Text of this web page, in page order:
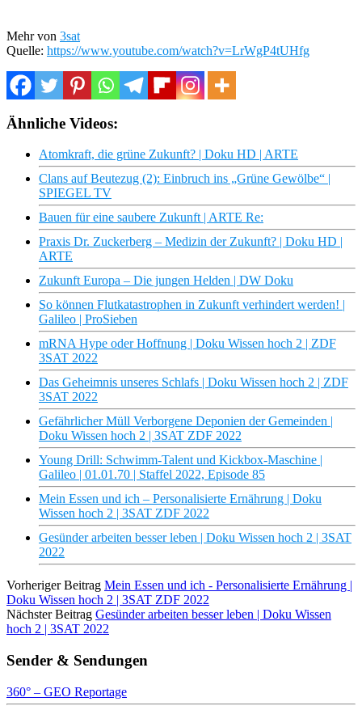
Mehr von 3sat
Quelle: https://www.youtube.com/watch?v=LrWgP4tUHfg
Ähnliche Videos:
Atomkraft, die grüne Zukunft? | Doku HD | ARTE
Clans auf Beutezug (2): Einbruch ins „Grüne Gewölbe“ |
SPIEGEL TV
Bauen für eine saubere Zukunft | ARTE Re:
Praxis Dr. Zuckerberg – Medizin der Zukunft? | Doku HD |
ARTE
Zukunft Europa – Die jungen Helden | DW Doku
So können Flutkatastrophen in Zukunft verhindert werden! |
Galileo | ProSieben
mRNA Hype oder Hoffnung | Doku Wissen hoch 2 | ZDF
3SAT 2022
Das Geheimnis unseres Schlafs | Doku Wissen hoch 2 | ZDF
3SAT 2022
Gefährlicher Müll Verborgene Deponien der Gemeinden |
Doku Wissen hoch 2 | 3SAT ZDF 2022
Young Drill: Schwimm-Talent und Kickbox-Maschine |
Galileo | 01.01.70 | Staffel 2022, Episode 85
Mein Essen und ich – Personalisierte Ernährung | Doku
Wissen hoch 2 | 3SAT ZDF 2022
Gesünder arbeiten besser leben | Doku Wissen hoch 2 | 3SAT
2022
Vorheriger Beitrag Mein Essen und ich - Personalisierte Ernährung |
Doku Wissen hoch 2 | 3SAT ZDF 2022
Nächster Beitrag Gesünder arbeiten besser leben | Doku Wissen
hoch 2 | 3SAT 2022
Sender & Sendungen
360° – GEO Reportage